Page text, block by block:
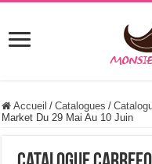
Accueil / Catalogues /
Market Du 29 Mai Au 10 Juin